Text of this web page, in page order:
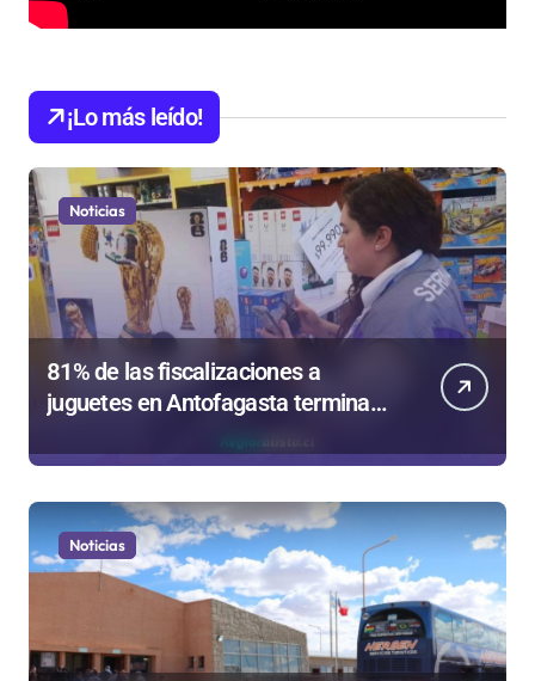
¡Lo más leído!
Noticias
81% de las fiscalizaciones a
juguetes en Antofagasta termina
en sumarios sanitarios
Noticias